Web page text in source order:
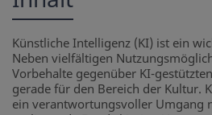
Künstliche Intelligenz (KI) ist ein
Neben vielfältigen
Vorbehalte gegenüber KI-
gerade für den Bereich der Kultur.
ein verantwortungsvoller Umgang